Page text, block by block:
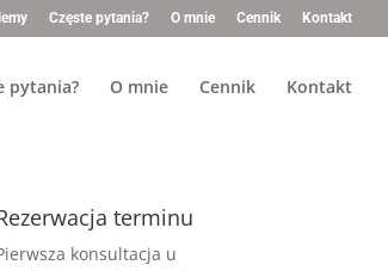
Częste pytania? O mnie Cennik Kontakt
pytania? O mnie Cennik Kontakt
terminu
konsultacja u